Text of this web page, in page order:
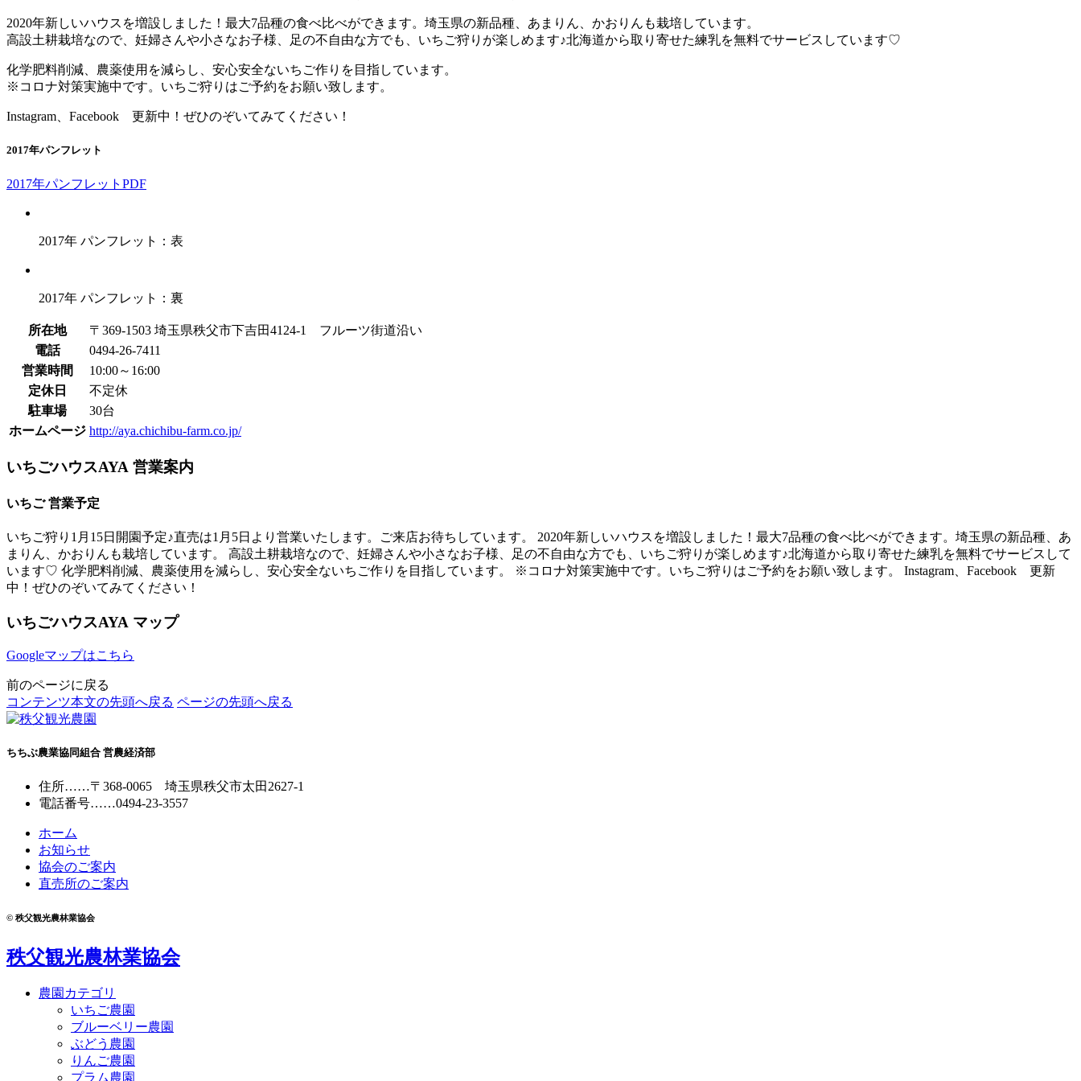
2020年新しいハウスを増設しました！最大7品種の食べ比べができます。埼玉県の新品種、あまりん、かおりんも栽培しています。
高設土耕栽培なので、妊婦さんや小さなお子様、足の不自由な方でも、いちご狩りが楽しめます♪北海道から取り寄せた練乳を無料でサービスしています♡
化学肥料削減、農薬使用を減らし、安心安全ないちご作りを目指しています。
※コロナ対策実施中です。いちご狩りはご予約をお願い致します。
Instagram、Facebook 更新中！ぜひのぞいてみてください！
2017年パンフレット
2017年パンフレットPDF
2017年 パンフレット：表
2017年 パンフレット：裏
所在地
〒369-1503 埼玉県秩父市下吉田4124-1 フルーツ街道沿い
電話
0494-26-7411
営業時間
10:00～16:00
定休日
不定休
駐車場
30台
ホームページ http://aya.chichibu-farm.co.jp/
いちごハウスAYA 営業案内
いちご 営業予定
いちご狩り1月15日開園予定♪直売は1月5日より営業いたします。ご来店お待ちしています。 2020年新しいハウスを増設しました！最大7品種の食べ比べができます。埼玉県の新品種、あ
まりん、かおりんも栽培しています。 高設土耕栽培なので、妊婦さんや小さなお子様、足の不自由な方でも、いちご狩りが楽しめます♪北海道から取り寄せた練乳を無料でサービスして
います♡ 化学肥料削減、農薬使用を減らし、安心安全ないちご作りを目指しています。 ※コロナ対策実施中です。いちご狩りはご予約をお願い致します。 Instagram、Facebook 更新
中！ぜひのぞいてみてください！
いちごハウスAYA マップ
Googleマップはこちら
前のページに戻る
コンテンツ本文の先頭へ戻る ページの先頭へ戻る
ちちぶ農業協同組合 営農経済部
住所……〒368-0065 埼玉県秩父市太田2627-1
電話番号……0494-23-3557
ホーム
お知らせ
協会のご案内
直売所のご案内
© 秩父観光農林業協会
秩父観光農林業協会
農園カテゴリ
いちご農園
ブルーベリー農園
ぶどう農園
りんご農園
プラム農園